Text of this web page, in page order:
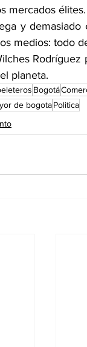
mercados élites.
y
medios: todo
planeta.
Bogotá
de bogotaPolitica